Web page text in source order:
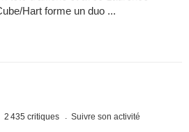
Hart forme un duo ...
2 435 critiques Suivre son activité